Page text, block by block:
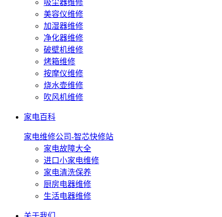
吸尘器维修
美容仪维修
加湿器维修
净化器维修
破壁机维修
烤箱维修
按摩仪维修
烧水壶维修
吹风机维修
家电百科
家电维修公司-智芯快修站
家电故障大全
进口小家电维修
家电清洗保养
厨房电器维修
生活电器维修